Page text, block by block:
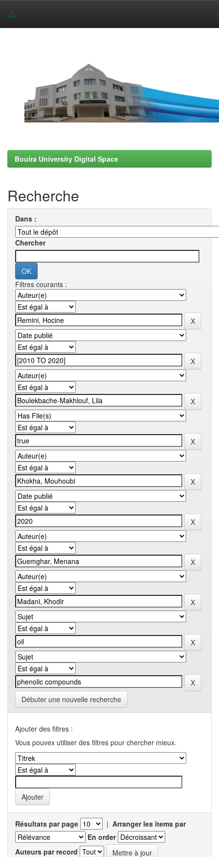
Bouira University Digital Space
Recherche
Dans :
Chercher
Filtres courants :
Débuter une nouvelle recherche
Ajouter des filtres :
Vous pouvex utiliser des filtres pour chercher mieux.
Résultats par page | Arranger les items par
En order
Auteurs par record